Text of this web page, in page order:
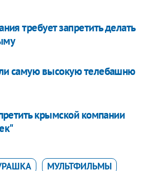
требует запретить делать
самую высокую телебашню
крымской компании
МУЛЬТФИЛЬМЫ